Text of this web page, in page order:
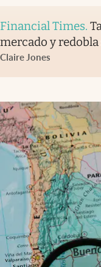
Financial Times.
mercado y
Claire Jones